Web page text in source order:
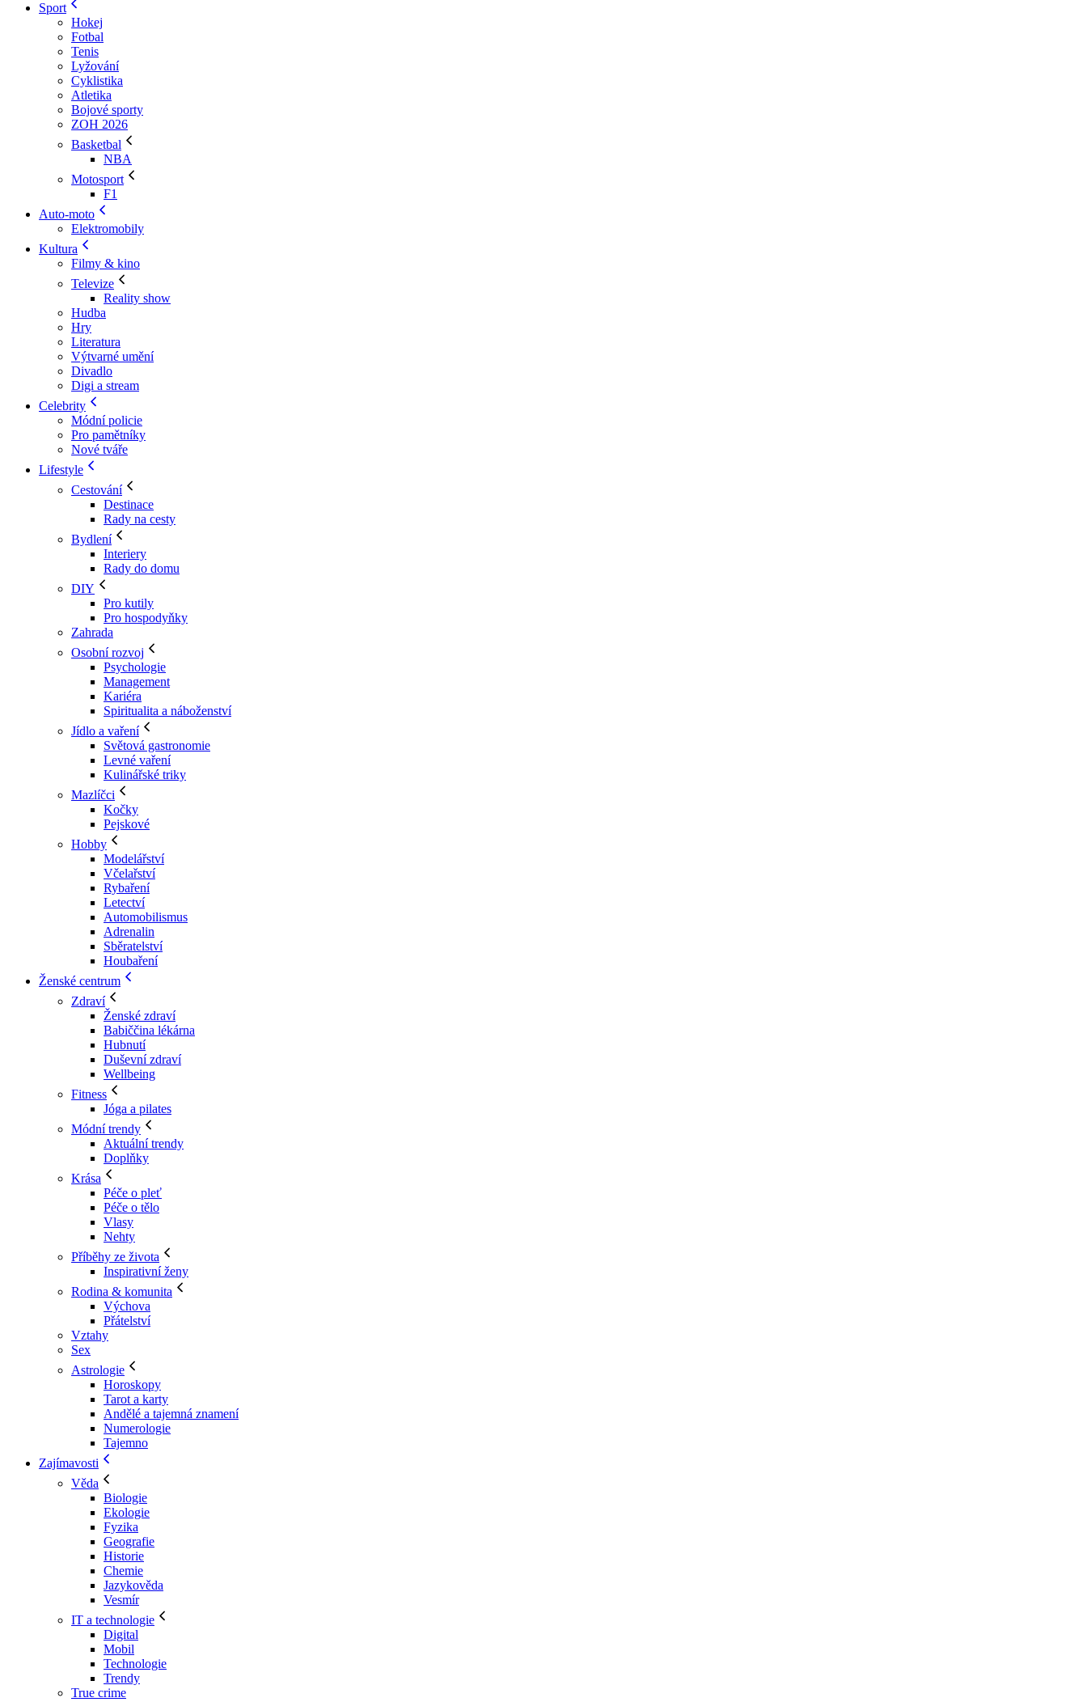
Sport
Hokej
Fotbal
Tenis
Lyžování
Cyklistika
Atletika
Bojové sporty
ZOH 2026
Basketbal
NBA
Motosport
F1
Auto-moto
Elektromobily
Kultura
Filmy & kino
Televize
Reality show
Hudba
Hry
Literatura
Výtvarné umění
Divadlo
Digi a stream
Celebrity
Módní policie
Pro pamětníky
Nové tváře
Lifestyle
Cestování
Destinace
Rady na cesty
Bydlení
Interiery
Rady do domu
DIY
Pro kutily
Pro hospodyňky
Zahrada
Osobní rozvoj
Psychologie
Management
Kariéra
Spiritualita a náboženství
Jídlo a vaření
Světová gastronomie
Levné vaření
Kulinářské triky
Mazlíčci
Kočky
Pejskové
Hobby
Modelářství
Včelařství
Rybaření
Letectví
Automobilismus
Adrenalin
Sběratelství
Houbaření
Ženské centrum
Zdraví
Ženské zdraví
Babiččina lékárna
Hubnutí
Duševní zdraví
Wellbeing
Fitness
Jóga a pilates
Módní trendy
Aktuální trendy
Doplňky
Krása
Péče o pleť
Péče o tělo
Vlasy
Nehty
Příběhy ze života
Inspirativní ženy
Rodina & komunita
Výchova
Přátelství
Vztahy
Sex
Astrologie
Horoskopy
Tarot a karty
Andělé a tajemná znamení
Numerologie
Tajemno
Zajímavosti
Věda
Biologie
Ekologie
Fyzika
Geografie
Historie
Chemie
Jazykověda
Vesmír
IT a technologie
Digital
Mobil
Technologie
Trendy
True crime